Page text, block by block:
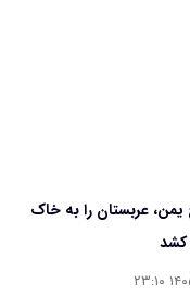
یمن، عربستان را به خاک